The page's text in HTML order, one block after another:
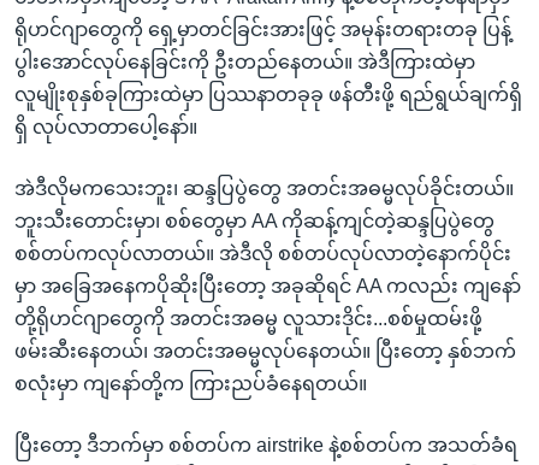
ရိုဟင်ဂျာတွေကို ရှေ့မှာတင်ခြင်းအားဖြင့် အမုန်းတရားတခု ပြန့်
ပွါးအောင်လုပ်နေခြင်းကို ဦးတည်နေတယ်။ အဲဒီကြားထဲမှာ
လူမျိုးစုနှစ်ခုကြားထဲမှာ ပြဿနာတခုခု ဖန်တီးဖို့ ရည်ရွယ်ချက်ရှိ
ရှိ လုပ်လာတာပေါ့နော်။
အဲဒီလိုမကသေးဘူး၊ ဆန္ဒပြပွဲတွေ အတင်းအဓမ္မလုပ်ခိုင်းတယ်။
ဘူးသီးတောင်းမှာ၊ စစ်တွေမှာ AA ကိုဆန့်ကျင်တဲ့ဆန္ဒပြပွဲတွေ
စစ်တပ်ကလုပ်လာတယ်။ အဲဒီလို စစ်တပ်လုပ်လာတဲ့နောက်ပိုင်း
မှာ အခြေအနေကပိုဆိုးပြီးတော့ အခုဆိုရင် AA ကလည်း ကျနော်
တို့ရိုဟင်ဂျာတွေကို အတင်းအဓမ္မ လူသားဒိုင်း...စစ်မှုထမ်းဖို့
ဖမ်းဆီးနေတယ်၊ အတင်းအဓမ္မလုပ်နေတယ်။ ပြီးတော့ နှစ်ဘက်
စလုံးမှာ ကျနော်တို့က ကြားညပ်ခံနေရတယ်။
ပြီးတော့ ဒီဘက်မှာ စစ်တပ်က airstrike နဲ့စစ်တပ်က အသတ်ခံရ